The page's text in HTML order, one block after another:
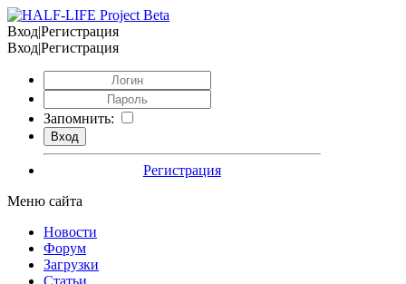
Вход|Регистрация
Вход|Регистрация
Запомнить:
Регистрация
Меню сайта
Новости
Форум
Загрузки
Статьи